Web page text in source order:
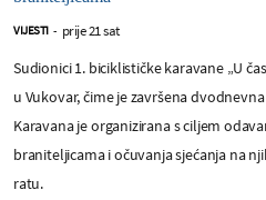
VIJESTI - prije 21 sat
Sudionici 1. biciklističke karavane „U
u Vukovar, čime je završena
Karavana je organizirana s ciljem
braniteljicama i očuvanja sjećanja na
ratu.